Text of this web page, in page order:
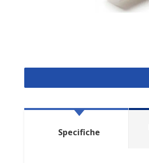
Specifiche